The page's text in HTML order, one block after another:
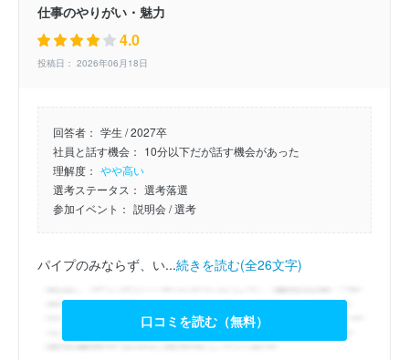
仕事のやりがい・魅力
4.0
投稿日： 2026年06月18日
回答者： 学生 / 2027卒
社員と話す機会： 10分以下だが話す機会があった
理解度： やや高い
選考ステータス： 選考落選
参加イベント： 説明会/ 選考
パイプのみならず、い...続きを読む(全26文字)
口コミを読む（無料）